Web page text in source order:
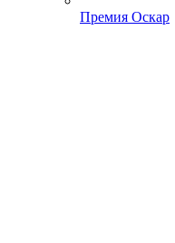
Премия Оскар